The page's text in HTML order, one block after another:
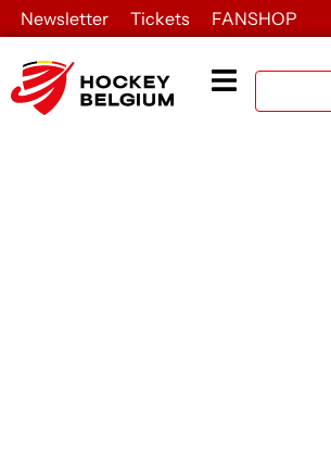
Newsletter Tickets FANSHOP